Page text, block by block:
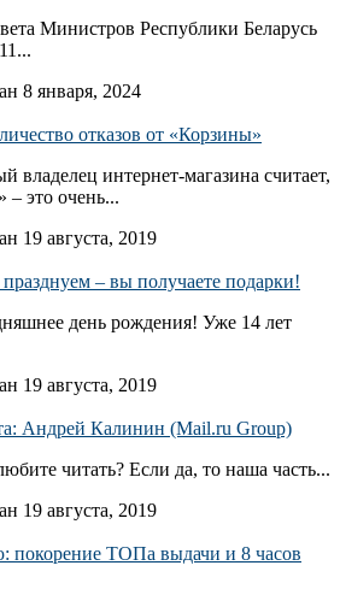
Министров Республики Беларусь
8 января, 2024
отказов от «Корзины»
владелец интернет-магазина считает,
– это очень...
19 августа, 2019
– вы получаете подарки!
день рождения! Уже 14 лет
19 августа, 2019
Андрей Калинин (Mail.ru Group)
читать? Если да, то наша часть...
19 августа, 2019
покорение ТОПа выдачи и 8 часов